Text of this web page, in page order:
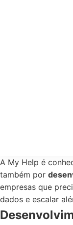
A My Help é
também por
empresas que
dados e escalar